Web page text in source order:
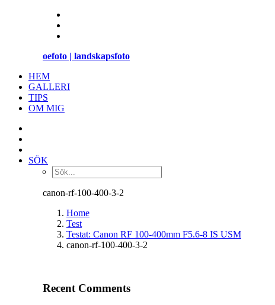
oefoto | landskapsfoto
HEM
GALLERI
TIPS
OM MIG
SÖK
canon-rf-100-400-3-2
Home
Test
Testat: Canon RF 100-400mm F5.6-8 IS USM
canon-rf-100-400-3-2
Recent Comments